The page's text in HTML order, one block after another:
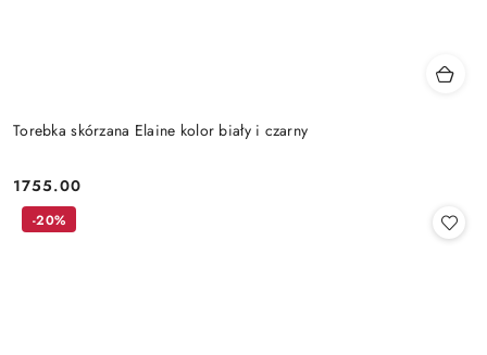
Torebka skórzana Elaine kolor biały i czarny
Cena:
1755.00
-20%